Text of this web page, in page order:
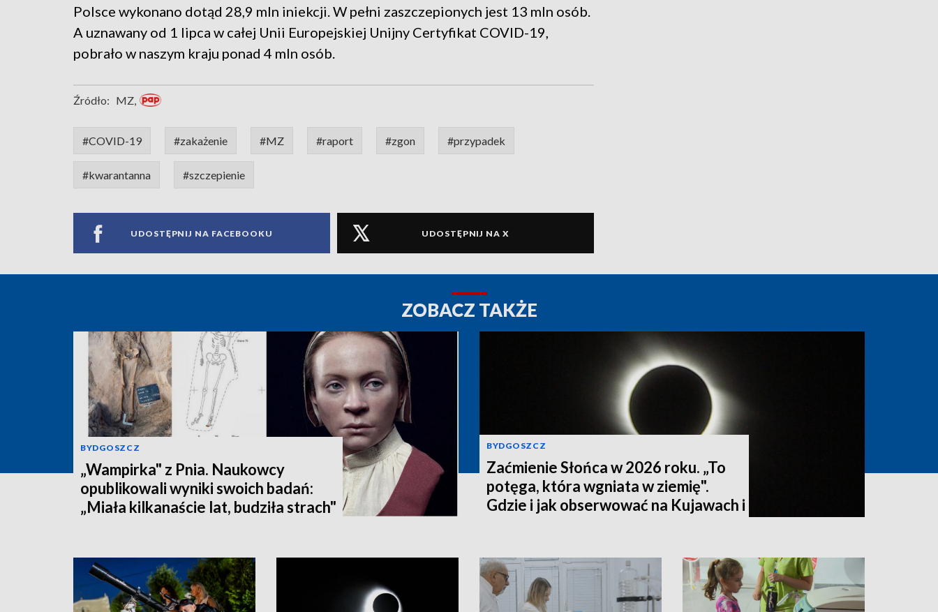
Polsce wykonano dotąd 28,9 mln iniekcji. W pełni zaszczepionych jest 13 mln osób.
A uznawany od 1 lipca w całej Unii Europejskiej Unijny Certyfikat COVID-19,
pobrało w naszym kraju ponad 4 mln osób.
Źródło: MZ,
#COVID-19 #zakażenie #MZ #raport #zgon #przypadek
#kwarantanna #szczepienie
UDOSTĘPNIJ NA FACEBOOKU UDOSTĘPNIJ NA X
ZOBACZ TAKŻE
BYDGOSZCZ
„Wampirka" z Pnia. Naukowcy
opublikowali wyniki swoich badań:
„Miała kilkanaście lat, budziła strach"
BYDGOSZCZ
Zaćmienie Słońca w 2026 roku. „To
potęga, która wgniata w ziemię".
Gdzie i jak obserwować na Kujawach i